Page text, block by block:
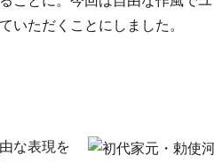
いただくことにしました。
な表現を